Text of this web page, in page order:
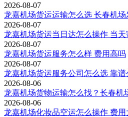
2026-08-07
龙嘉机场货运运输怎么选 长春机
2026-08-07
龙嘉机场货运当日达怎么操作 当天
2026-08-07
龙嘉机场货运服务怎么样 费用高吗
2026-08-07
龙嘉机场货运服务公司怎么选 靠
2026-08-06
龙嘉机场货物运输怎么找？长春机
2026-08-06
龙嘉机场化妆品空运怎么操作 费